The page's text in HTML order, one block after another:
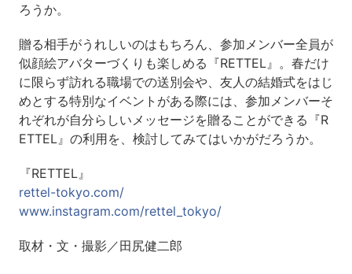
ろうか。
贈る相手がうれしいのはもちろん、参加メンバー全員が
似顔絵アバターづくりも楽しめる『RETTEL』。春だけ
に限らず訪れる職場での送別会や、友人の結婚式をはじ
めとする特別なイベントがある際には、参加メンバーそ
れぞれが自分らしいメッセージを贈ることができる『R
ETTEL』の利用を、検討してみてはいかがだろうか。
『RETTEL』
rettel-tokyo.com/
www.instagram.com/rettel_tokyo/
取材・文・撮影／田尻健二郎